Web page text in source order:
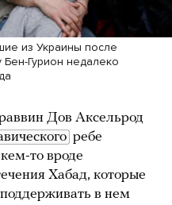
из Украины после
Бен-Гурион недалеко
Дов Аксельрод
ребе
то вроде
Хабад, которые
в нем